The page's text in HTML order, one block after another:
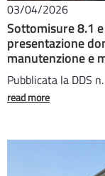
03/04/2026
Sottomisure 8.1
presentazione
manutenzione e
Pubblicata la DDS
read more